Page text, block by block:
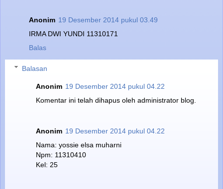
Anonim 19 Desember 2014 pukul 03.49
IRMA DWI YUNDI 11310171
Balas
Balasan
Anonim 19 Desember 2014 pukul 04.22
Komentar ini telah dihapus oleh administrator blog.
Anonim 19 Desember 2014 pukul 04.22
Nama: yossie elsa muharni
Npm: 11310410
Kel: 25